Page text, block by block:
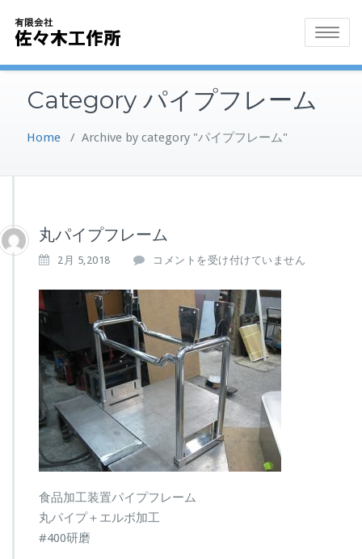
Toggle
Category パイプフレーム
Home / Archive by category "パイプフレーム"
丸パイプフレーム
2月 5,2018
丸
イ
レ
ー
ム
は
コメントを受け付けていません
食品加工装置パイプフレーム
丸パイプ＋エルボ加工
#400研磨